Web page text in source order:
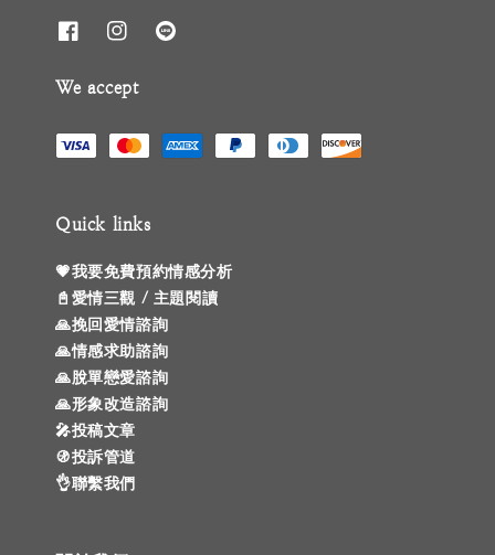
We accept
Quick links
💗我要免費預約情感分析
📓愛情三觀 / 主題閱讀
🙏挽回愛情諮詢
🙏情感求助諮詢
🙏脫單戀愛諮詢
🙏形象改造諮詢
🎤投稿文章
🚯投訴管道
👌聯繫我們